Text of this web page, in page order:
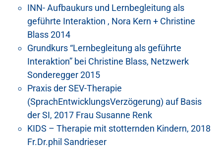
INN- Aufbaukurs und Lernbegleitung als
geführte Interaktion , Nora Kern + Christine
Blass 2014
Grundkurs “Lernbegleitung als geführte
Interaktion” bei Christine Blass, Netzwerk
Sonderegger 2015
Praxis der SEV-Therapie
(SprachEntwicklungsVerzögerung) auf Basis
der SI, 2017 Frau Susanne Renk
KIDS – Therapie mit stotternden Kindern, 2018
Fr.Dr.phil Sandrieser